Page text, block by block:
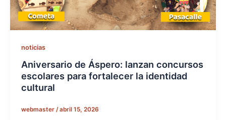
noticias
Aniversario de Áspero: lanzan concursos
escolares para fortalecer la identidad
cultural
webmaster /abril 15, 2026